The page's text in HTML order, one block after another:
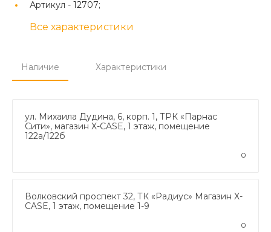
Артикул - 12707;
Все характеристики
Наличие Характеристики
ул. Михаила Дудина, 6, корп. 1, ТРК «Парнас
Сити», магазин X-CASE, 1 этаж, помещение
122а/122б
0
Волковский проспект 32, ТК «Радиус» Магазин X-
CASE, 1 этаж, помещение 1-9
0